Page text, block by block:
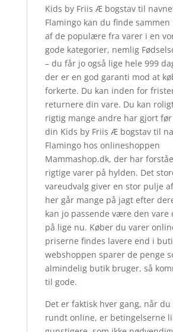
Kids by Friis Æ bogstav til
Flamingo kan du finde
af de populære fra varer i en
gode kategorier, nemlig
– du får jo også lige hele 999
der er en god garanti mod at
forkerte. Du kan inden for
returnere din vare. Du kan
rigtig mange andre har gjort før
din Kids by Friis Æ bogstav til
Flamingo hos onlineshoppen
Mammashop.dk, der har
rigtige varer på hylden. Det
vareudvalg giver en stor pulje
her går mange på jagt efter
kan jo passende være den vare
på lige nu. Køber du varer
priserne findes lavere end i
webshoppen sparer de penge
almindelig butik bruger, så
til gode.
Det er faktisk hver gang, når
rundt online, er betingelserne